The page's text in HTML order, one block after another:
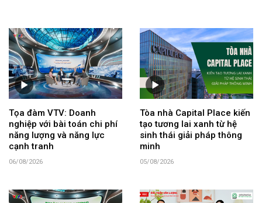
Tọa đàm VTV: Doanh
nghiệp với bài toán chi phí
năng lượng và năng lực
cạnh tranh
06/08/2026
Tòa nhà Capital Place kiến
tạo tương lai xanh từ hệ
sinh thái giải pháp thông
minh
05/08/2026